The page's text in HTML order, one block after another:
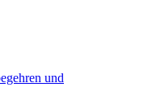
und